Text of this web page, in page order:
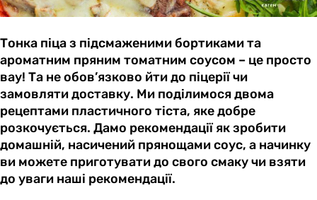
Тонка піца з підсмаженими бортиками та
ароматним пряним томатним соусом – це просто
вау! Та не обов’язково йти до піцерії чи
замовляти доставку. Ми поділимося двома
рецептами пластичного тіста, яке добре
розкочується. Дамо рекомендації як зробити
домашній, насичений прянощами соус, а начинку
ви можете приготувати до свого смаку чи взяти
до уваги наші рекомендації.